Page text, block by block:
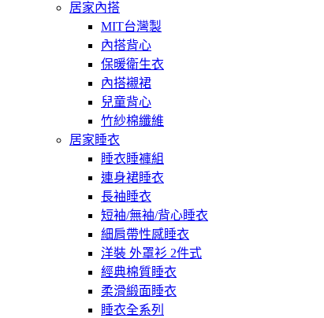
居家內搭
MIT台灣製
內搭背心
保暖衛生衣
內搭襯裙
兒童背心
竹紗棉纖維
居家睡衣
睡衣睡褲組
連身裙睡衣
長袖睡衣
短袖/無袖/背心睡衣
細肩帶性感睡衣
洋裝 外罩衫 2件式
經典棉質睡衣
柔滑緞面睡衣
睡衣全系列